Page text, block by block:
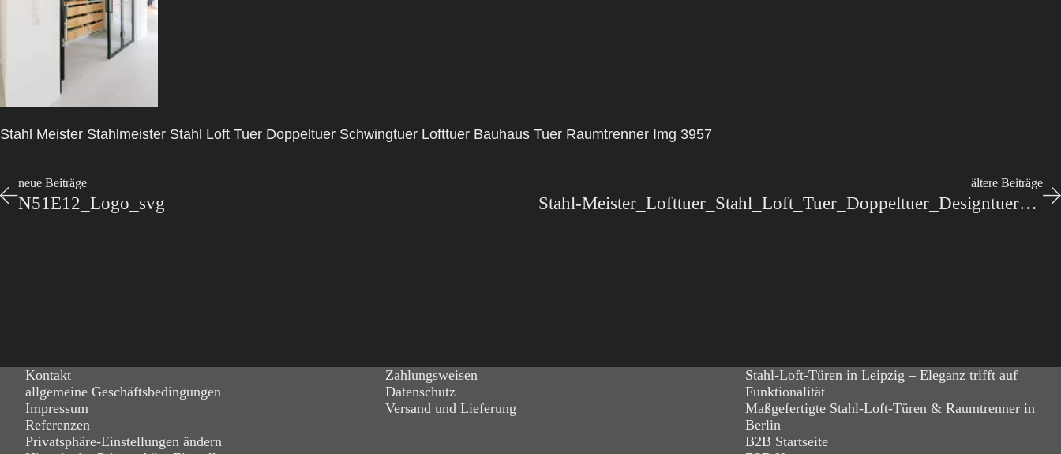
Stahl Meister Stahlmeister Stahl Loft Tuer Doppeltuer Schwingtuer Lofttuer Bauhaus Tuer Raumtrenner Img 3957
Stahl-Meister_Lofttuer_Stahl_Loft_Tuer_Doppeltuer_Designtuer_Windfang_Wohnzimmer-slim-line_IMG_2451
ältere Beiträge
N51E12_Logo_svg
neue Beiträge
Kontakt
allgemeine Geschäftsbedingungen
Impressum
Referenzen
Privatsphäre-Einstellungen ändern
Zahlungsweisen
Datenschutz
Versand und Lieferung
Stahl-Loft-Türen in Leipzig – Eleganz trifft auf
Funktionalität
Maßgefertigte Stahl-Loft-Türen & Raumtrenner in
Berlin
B2B Startseite